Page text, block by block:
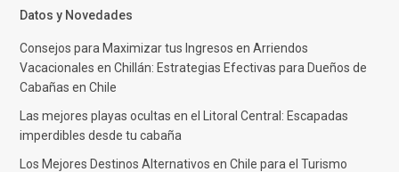
Datos y Novedades
Consejos para Maximizar tus Ingresos en Arriendos
Vacacionales en Chillán: Estrategias Efectivas para Dueños de
Cabañas en Chile
Las mejores playas ocultas en el Litoral Central: Escapadas
imperdibles desde tu cabaña
Los Mejores Destinos Alternativos en Chile para el Turismo